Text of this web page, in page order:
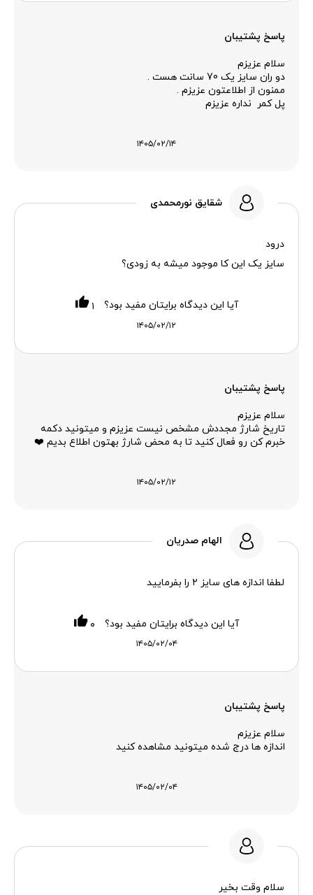
پاسخ پشتیبان
سلام عزیزم
دو ران سایز یک 70 سانت هست .
ممنون از اطلاعتون عزیزم .
پل کمر نداره عزیزم
۱۴۰۵/۰۲/۱۴
شقایق نورمحمدی
درود
سایز یک این کا موجود میشه به زودی؟
۱۴۰۵/۰۲/۱۲
آیا این دیدگاه برایتان مفید بود؟ ۱
پاسخ پشتیبان
سلام عزیزم
تاریخ شارژ مجددش مشخص نیست عزیزم و میتونید دکمه
خبرم کن رو فعال کنید تا به محض شارژ بهتون اطلاع بدیم ❤️
۱۴۰۵/۰۲/۱۲
الهام صدریان
لطفا اندازه های سایز ۲ را بفرمایید
۱۴۰۵/۰۲/۰۴
آیا این دیدگاه برایتان مفید بود؟ ۰
پاسخ پشتیبان
سلام عزیزم
اندازه ها درج شده میتونید مشاهده کنید
۱۴۰۵/۰۲/۰۴
سلام وقت بخیر